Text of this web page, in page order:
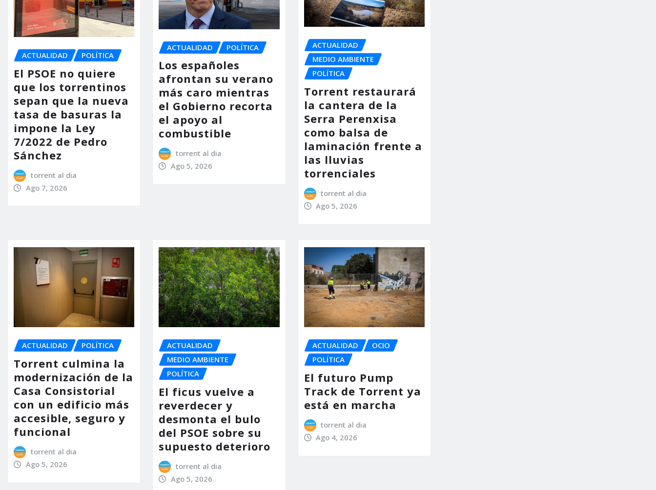
ACTUALIDAD POLÍTICA
El PSOE no quiere
que los torrentinos
sepan que la nueva
tasa de basuras la
impone la Ley
7/2022 de Pedro
Sánchez
torrent al dia
Ago 7, 2026
ACTUALIDAD POLÍTICA
Los españoles
afrontan su verano
más caro mientras
el Gobierno recorta
el apoyo al
combustible
torrent al dia
Ago 5, 2026
ACTUALIDAD
MEDIO AMBIENTE
POLÍTICA
Torrent restaurará
la cantera de la
Serra Perenxisa
como balsa de
laminación frente a
las lluvias
torrenciales
torrent al dia
Ago 5, 2026
ACTUALIDAD POLÍTICA
Torrent culmina la
modernización de la
Casa Consistorial
con un edificio más
accesible, seguro y
funcional
torrent al dia
Ago 5, 2026
ACTUALIDAD
MEDIO AMBIENTE
POLÍTICA
El ficus vuelve a
reverdecer y
desmonta el bulo
del PSOE sobre su
supuesto deterioro
torrent al dia
Ago 5, 2026
ACTUALIDAD
OCIO
POLÍTICA
El futuro Pump
Track de Torrent ya
está en marcha
torrent al dia
Ago 4, 2026